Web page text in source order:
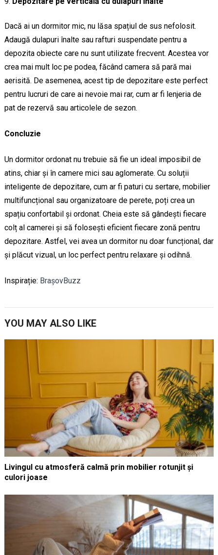
Dacă ai un dormitor mic, nu lăsa spațiul de sus nefolosit.
Adaugă dulapuri înalte sau rafturi suspendate pentru a
depozita obiecte care nu sunt utilizate frecvent. Acestea vor
crea mai mult loc pe podea, făcând camera să pară mai
aerisită. De asemenea, acest tip de depozitare este perfect
pentru lucruri de care ai nevoie mai rar, cum ar fi lenjeria de
pat de rezervă sau articolele de sezon.
Concluzie
Un dormitor ordonat nu trebuie să fie un ideal imposibil de
atins, chiar și în camere mici sau aglomerate. Cu soluții
inteligente de depozitare, cum ar fi paturi cu sertare, mobilier
multifuncțional sau organizatoare de perete, poți crea un
spațiu confortabil și ordonat. Cheia este să gândești fiecare
colț al camerei și să folosești eficient fiecare zonă pentru
depozitare. Astfel, vei avea un dormitor nu doar funcțional, dar
și plăcut vizual, un loc perfect pentru relaxare și odihnă.
Inspirație: BrașovBuzz
YOU MAY ALSO LIKE
Livingul cu atmosferă calmă prin mobilier rotunjit și
culori joase